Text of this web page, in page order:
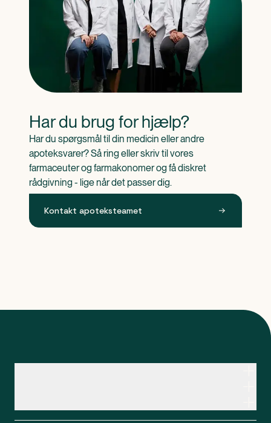
Har du brug for hjælp?
Har du spørgsmål til din medicin eller andre
apoteksvarer? Så ring eller skriv til vores
farmaceuter og farmakonomer og få diskret
rådgivning - lige når det passer dig.
Kontakt apoteksteamet
CVR: 37983446